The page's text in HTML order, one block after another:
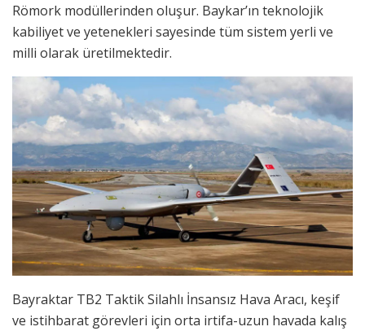
Römork modüllerinden oluşur. Baykar’ın teknolojik
kabiliyet ve yetenekleri sayesinde tüm sistem yerli ve
milli olarak üretilmektedir.
Bayraktar TB2 Taktik Silahlı İnsansız Hava Aracı, keşif
ve istihbarat görevleri için orta irtifa-uzun havada kalış